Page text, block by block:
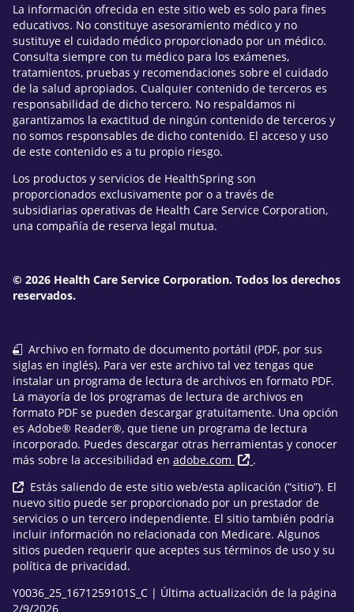
La información ofrecida en este sitio web es solo para fines
educativos. No constituye asesoramiento médico y no
sustituye el cuidado médico proporcionado por un médico.
Consulta siempre con tu médico para los exámenes,
tratamientos, pruebas y recomendaciones sobre el cuidado
de la salud apropiados. Cualquier contenido de terceros es
responsabilidad de dicho tercero. No respaldamos ni
garantizamos la exactitud de ningún contenido de terceros y
no somos responsables de dicho contenido. El acceso y uso
de este contenido es a tu propio riesgo.
Los productos y servicios de HealthSpring son
proporcionados exclusivamente por o a través de
subsidiarias operativas de Health Care Service Corporation,
una compañía de reserva legal mutua.
© 2026 Health Care Service Corporation. Todos los derechos
reservados.
Archivo en formato de documento portátil (PDF, por sus
siglas en inglés). Para ver este archivo tal vez tengas que
instalar un programa de lectura de archivos en formato PDF.
La mayoría de los programas de lectura de archivos en
formato PDF se pueden descargar gratuitamente. Una opción
es Adobe® Reader®, que tiene un programa de lectura
incorporado. Puedes descargar otras herramientas y conocer
más sobre la accesibilidad en adobe.com
.
Estás saliendo de este sitio web/esta aplicación (“sitio”). El
nuevo sitio puede ser proporcionado por un prestador de
servicios o un tercero independiente. El sitio también podría
incluir información no relacionada con Medicare. Algunos
sitios pueden requerir que aceptes sus términos de uso y su
política de privacidad.
Y0036_25_1671259101S_C | Última actualización de la página
2/9/2026